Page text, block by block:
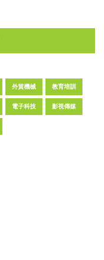
外貿機械 教育培訓
電子科技 影視傳媒